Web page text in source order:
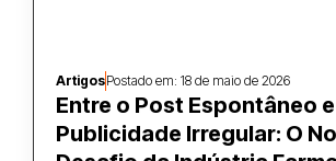
ArtigosPostado em: 18 de maio de 2026
Entre o Post Espontâneo
Publicidade Irregular: O